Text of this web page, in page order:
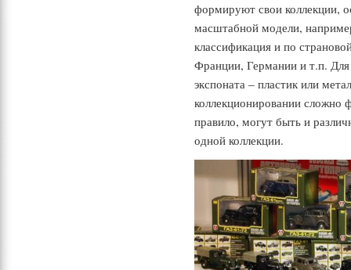
формируют свои коллекции,
масштабной модели,
классификация и по
Франции, Германии и т.п. Для
экспоната – пластик или
коллекционировании сложно
правило, могут быть и
одной коллекции.